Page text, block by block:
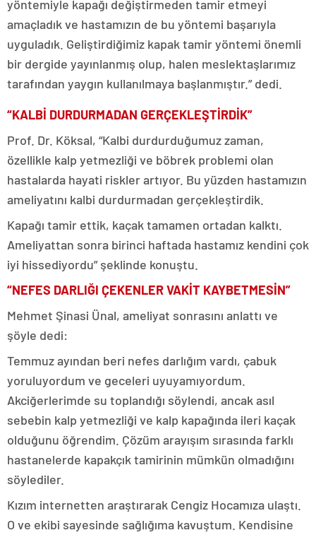
yöntemiyle kapağı değiştirmeden tamir etmeyi
amaçladık ve hastamızın de bu yöntemi başarıyla
uyguladık. Geliştirdiğimiz kapak tamir yöntemi önemli
bir dergide yayınlanmış olup, halen meslektaşlarımız
tarafından yaygın kullanılmaya başlanmıştır.” dedi.
“KALBİ DURDURMADAN GERÇEKLEŞTİRDİK”
Prof. Dr. Köksal, “Kalbi durdurduğumuz zaman,
özellikle kalp yetmezliği ve böbrek problemi olan
hastalarda hayati riskler artıyor. Bu yüzden hastamızın
ameliyatını kalbi durdurmadan gerçekleştirdik.
Kapağı tamir ettik, kaçak tamamen ortadan kalktı.
Ameliyattan sonra birinci haftada hastamız kendini çok
iyi hissediyordu” şeklinde konuştu.
“NEFES DARLIĞI ÇEKENLER VAKİT KAYBETMESİN”
Mehmet Şinasi Ünal, ameliyat sonrasını anlattı ve
şöyle dedi:
Temmuz ayından beri nefes darlığım vardı, çabuk
yoruluyordum ve geceleri uyuyamıyordum.
Akciğerlerimde su toplandığı söylendi, ancak asıl
sebebin kalp yetmezliği ve kalp kapağında ileri kaçak
olduğunu öğrendim. Çözüm arayışım sırasında farklı
hastanelerde kapakçık tamirinin mümkün olmadığını
söylediler.
Kızım internetten araştırarak Cengiz Hocamıza ulaştı.
O ve ekibi sayesinde sağlığıma kavuştum. Kendisine